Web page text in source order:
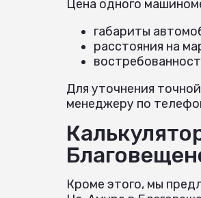
Цена одного
габариты
расстояния на
Для уточнения
менеджеру по
Кроме этого, мы